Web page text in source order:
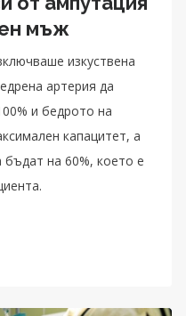
мъж
изкуствена
артерия да
и бедрото на
капацитет, а
на 60%, което е